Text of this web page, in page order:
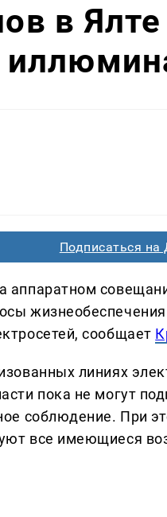
в
Подписаться на
аппаратном
сообщает
линиях
пока не могут
соблюдение. При
все имеющиеся